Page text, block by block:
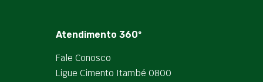
Atendimento 360º
Fale Conosco
Ligue Cimento Itambé 0800